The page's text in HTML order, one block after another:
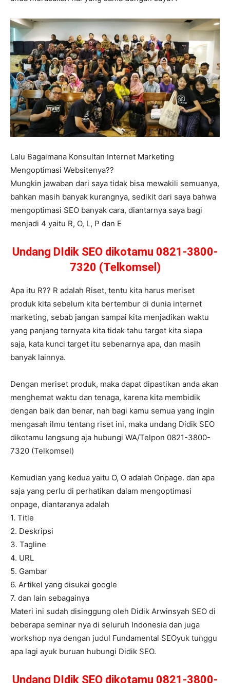
Lalu Bagaimana Konsultan Internet Marketing
Mengoptimasi Websitenya??
Mungkin jawaban dari saya tidak bisa mewakili semuanya,
bahkan masih banyak kurangnya, sedikit dari saya bahwa
mengoptimasi SEO banyak cara, diantarnya saya bagi
menjadi 4 yaitu R, O, L, P dan E
Undang DIdik SEO dikotamu 0821-3800-
7320 (Telkomsel)
Apa itu R?? R adalah Riset, tentu kita harus meriset
produk kita sebelum kita bertembur di dunia internet
marketing, sebab jangan sampai kita menjadikan waktu
yang panjang ternyata kita tidak tahu target kita siapa
saja, kata kunci target itu sebenarnya apa, dan masih
banyak lainnya.
Dengan meriset produk, maka dapat dipastikan anda akan
menghemat waktu dan tenaga, karena kita membidik
dengan baik dan benar, nah bagi kamu semua yang ingin
mengasah ilmu tentang riset ini, maka undang Didik SEO
dikotamu langsung aja hubungi WA/Telpon 0821-3800-
7320 (Telkomsel)
Kemudian yang kedua yaitu O, O adalah Onpage. dan apa
saja yang perlu di perhatikan dalam mengoptimasi
onpage, diantaranya adalah
1. Title
2. Deskripsi
3. Tagline
4. URL
5. Gambar
6. Artikel yang disukai google
7. dan lain sebagainya
Materi ini sudah disinggung oleh Didik Arwinsyah SEO di
beberapa seminar nya di seluruh Indonesia dan juga
workshop nya dengan judul Fundamental SEOyuk tunggu
apa lagi ayuk buruan hubungi Didik SEO.
Undang DIdik SEO dikotamu 0821-3800-